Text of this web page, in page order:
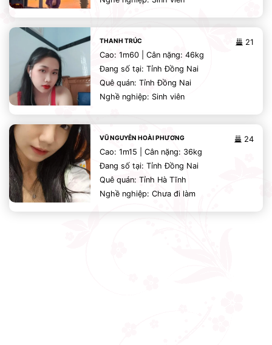
21
THANH TRÚC
Cao: 1m60 | Cân nặng: 46kg
Đang số tại: Tỉnh Đồng Nai
Quê quán: Tỉnh Đồng Nai
Nghề nghiệp: Sinh viên
24
VŨ NGUYỄN HOÀI PHƯƠNG
Cao: 1m15 | Cân nặng: 36kg
Đang số tại: Tỉnh Đồng Nai
Quê quán: Tỉnh Hà Tĩnh
Nghề nghiệp: Chưa đi làm